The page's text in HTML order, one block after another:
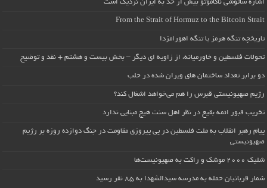
اشاره ساتوشی ناکاموتو بیش از حد به ایران نزدیک است
From the Strait of Hormuz to the Bitcoin Strait
تاریخچه تنگه هرمز یا تنگه اهورامزدا
تحولات فلسطین و خاورمیانه، از زاویه ای دیگر – بخش بیست و هشتم + نقد و توضیح
دو برابر تعداد ساختمان های ویران شده در حلب
رژیم صهیونیستی قبرس را هم می‌خواهد اشغال کند؟
تخریب قبور ائمه بقیع در نظر اهل سنت هیچ مبنایی ندارد
پیام رهبر انقلاب به ملت فلسطین در پی پیروزی مقاومت در جنگ دوازده روزه بر رژیم
صهیونیستی
شلیک ۲۰۰۰ موشک و راکت به صهیونیست‌ها
شمار قربانیان حمله به مدرسه سیدالشهدا به ۸۵ نفر رسید